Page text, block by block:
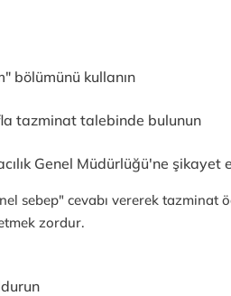
bölümünü kullanın
tazminat talebinde bulunun
Genel Müdürlüğü'ne şikayet
sebep" cevabı vererek tazminat
zordur.